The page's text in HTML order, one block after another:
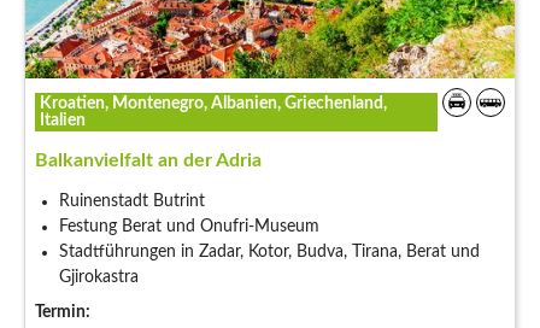
Kroatien, Montenegro, Albanien, Griechenland,
Italien
Balkanvielfalt an der Adria
Ruinenstadt Butrint
Festung Berat und Onufri-Museum
Stadtführungen in Zadar, Kotor, Budva, Tirana, Berat und
Gjirokastra
Termin: